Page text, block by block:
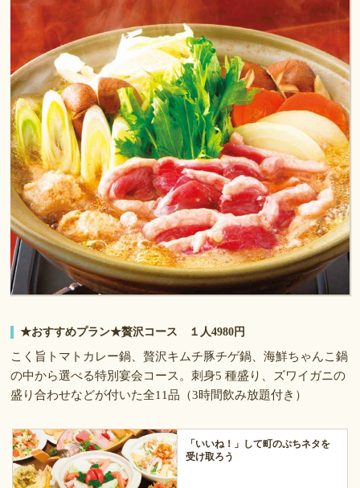
★おすすめプラン★贅沢コース １人4980円
こく旨トマトカレー鍋、贅沢キムチ豚チゲ鍋、海鮮ちゃんこ鍋
の中から選べる特別宴会コース。刺身5 種盛り、ズワイガニの
盛り合わせなどが付いた全11品（3時間飲み放題付き）
「いいね！」して町のぷちネタを
受け取ろう